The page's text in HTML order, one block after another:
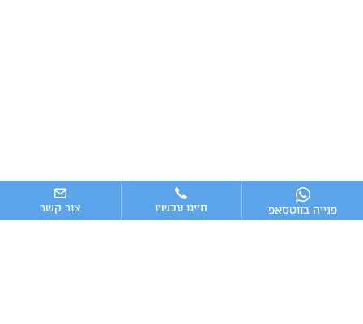
פנייה בווטסאפ חייגו עכשיו צור קשר